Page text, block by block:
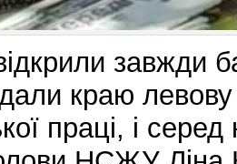
завжди
краю
праці, і